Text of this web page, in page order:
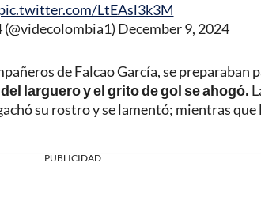
LtEAsl3k3M
December 9, 2024
de Falcao García, se preparaban
larguero y el grito de gol se ahogó.
su rostro y se lamentó; mientras
PUBLICIDAD